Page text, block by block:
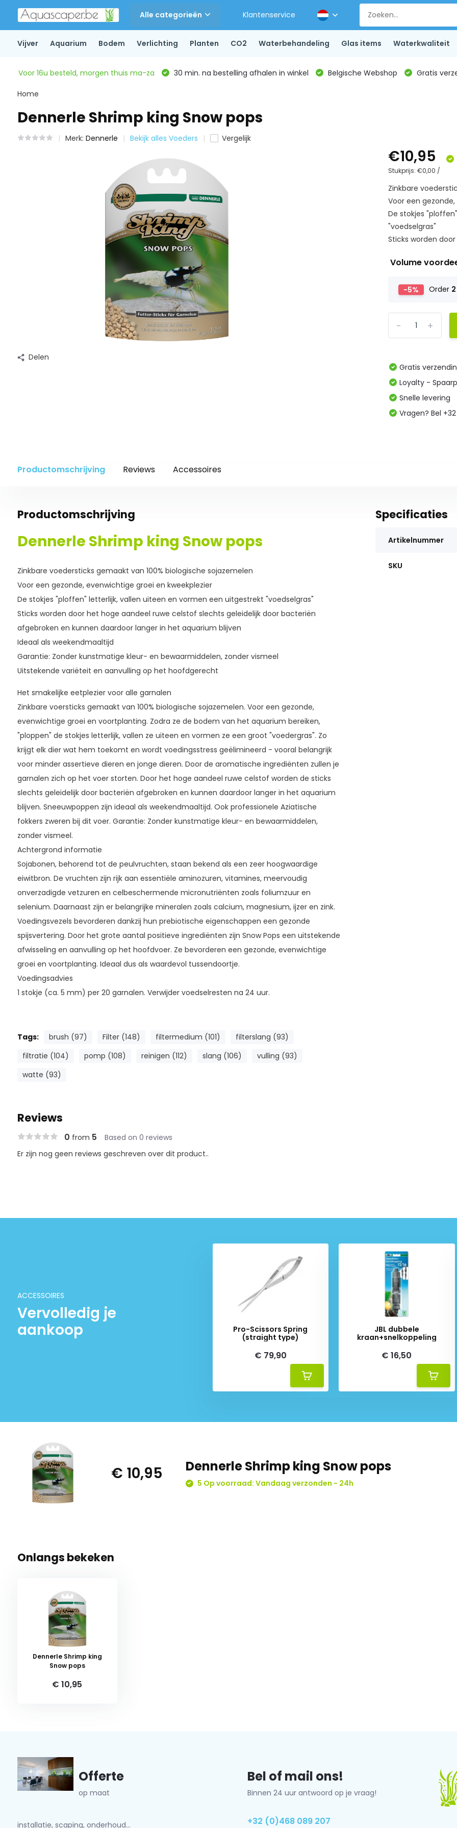
Alle categorieën Klantenservice
Vijver Aquarium Bodem Verlichting Planten CO2 Waterbehandeling Glas items Waterkwaliteit
Voor 16u besteld, morgen thuis ma-za 30 min. na bestelling afhalen in winkel Belgische Webshop Gratis
Home
Dennerle Shrimp king Snow pops
Merk: Dennerle Bekijk alles Voeders Vergelijk
Delen
€10,95
Stukprijs:€0,00 /
Zinkbare
Voor een
De stokjes
"voedselgras"
Sticks worden
Volume
-5% Order 2
+
-
Gratis
Loyalty -
Snelle levering
Vragen? Bel
Productomschrijving Reviews Accessoires
Productomschrijving
Dennerle Shrimp king Snow pops
Zinkbare voedersticks gemaakt van 100% biologische sojazemelen
Voor een gezonde, evenwichtige groei en kweekplezier
De stokjes "ploffen" letterlijk, vallen uiteen en vormen een uitgestrekt "voedselgras"
Sticks worden door het hoge aandeel ruwe celstof slechts geleidelijk door bacteriën
afgebroken en kunnen daardoor langer in het aquarium blijven
Ideaal als weekendmaaltijd
Garantie: Zonder kunstmatige kleur- en bewaarmiddelen, zonder vismeel
Uitstekende variëteit en aanvulling op het hoofdgerecht
Het smakelijke eetplezier voor alle garnalen
Zinkbare voersticks gemaakt van 100% biologische sojazemelen. Voor een gezonde,
evenwichtige groei en voortplanting. Zodra ze de bodem van het aquarium bereiken,
"ploppen" de stokjes letterlijk, vallen ze uiteen en vormen ze een groot "voedergras". Zo
krijgt elk dier wat hem toekomt en wordt voedingsstress geëlimineerd - vooral belangrijk
voor minder assertieve dieren en jonge dieren. Door de aromatische ingrediënten zullen je
garnalen zich op het voer storten. Door het hoge aandeel ruwe celstof worden de sticks
slechts geleidelijk door bacteriën afgebroken en kunnen daardoor langer in het aquarium
blijven. Sneeuwpoppen zijn ideaal als weekendmaaltijd. Ook professionele Aziatische
fokkers zweren bij dit voer. Garantie: Zonder kunstmatige kleur- en bewaarmiddelen,
zonder vismeel.
Achtergrond informatie
Sojabonen, behorend tot de peulvruchten, staan ​​bekend als een zeer hoogwaardige
eiwitbron. De vruchten zijn rijk aan essentiële aminozuren, vitamines, meervoudig
onverzadigde vetzuren en celbeschermende micronutriënten zoals foliumzuur en
selenium. Daarnaast zijn er belangrijke mineralen zoals calcium, magnesium, ijzer en zink.
Voedingsvezels bevorderen dankzij hun prebiotische eigenschappen een gezonde
spijsvertering. Door het grote aantal positieve ingrediënten zijn Snow Pops een uitstekende
afwisseling en aanvulling op het hoofdvoer. Ze bevorderen een gezonde, evenwichtige
groei en voortplanting. Ideaal dus als waardevol tussendoortje.
Voedingsadvies
1 stokje (ca. 5 mm) per 20 garnalen. Verwijder voedselresten na 24 uur.
Tags: brush (97) Filter (148) filtermedium (101)
filterslang (93)
filtratie (104)
pomp (108) reinigen (112) slang (106)
vulling (93)
watte (93)
Specificaties
Artikelnummer
SKU
Reviews
0 from 5 Based on 0 reviews
Er zijn nog geen reviews geschreven over dit product..
ACCESSOIRES
Vervolledig je
aankoop
Pro-Scissors Spring
(straight type)
€ 79,90
JBL dubbele
kraan+snelkoppeling
€ 16,50
€ 10,95 Dennerle Shrimp king Snow pops
5 Op voorraad: Vandaag verzonden - 24h
Onlangs bekeken
Dennerle Shrimp king
Snow pops
€ 10,95
Offerte
op maat
installatie, scaping, onderhoud...
Bel of mail ons!
Binnen 24 uur antwoord op je vraag!
+32 (0)468 089 207